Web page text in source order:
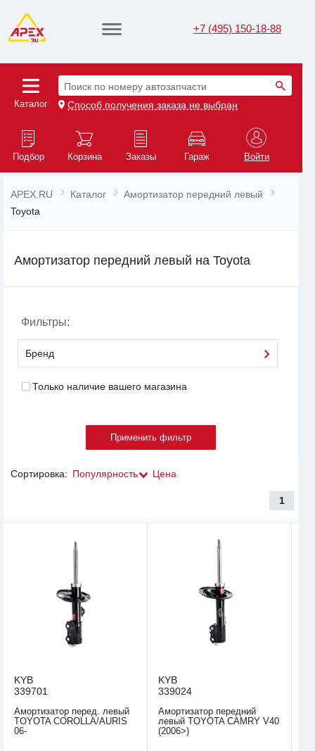
+7 (495) 150-18-88
Каталог
Поиск по номеру автозапчасти
Способ получения заказа не выбран
Подбор Корзина Заказы Гараж Войти
APEX.RU Каталог
Амортизатор передний левый
Toyota
Амортизатор передний левый на Toyota
Фильтры:
Бренд
Только наличие вашего магазина
Сортировка: Популярность Цена
1
KYB
339701
Амортизатор перед. левый
TOYOTA COROLLA/AURIS
06-
KYB
339024
Амортизатор передний
левый TOYOTA CAMRY V40
(2006>)